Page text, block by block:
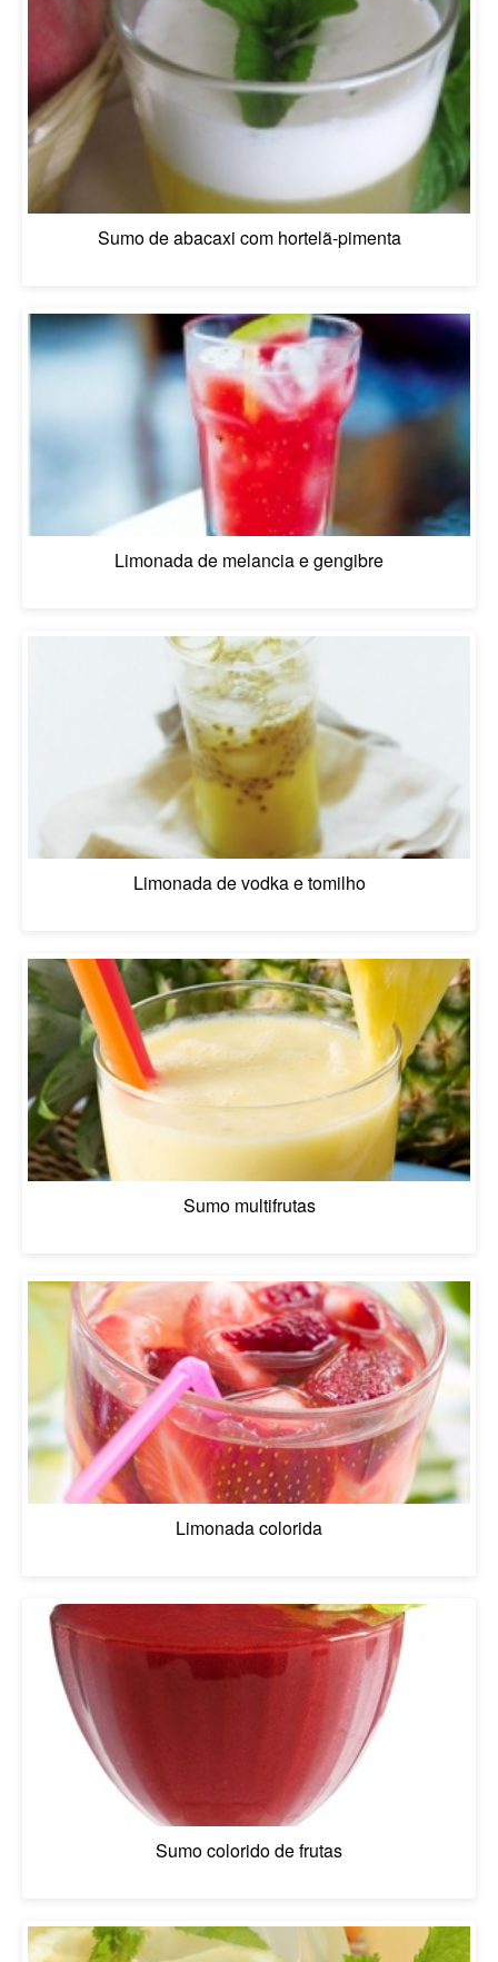
Sumo de abacaxi com hortelã-pimenta
Limonada de melancia e gengibre
Limonada de vodka e tomilho
Sumo multifrutas
Limonada colorida
Sumo colorido de frutas